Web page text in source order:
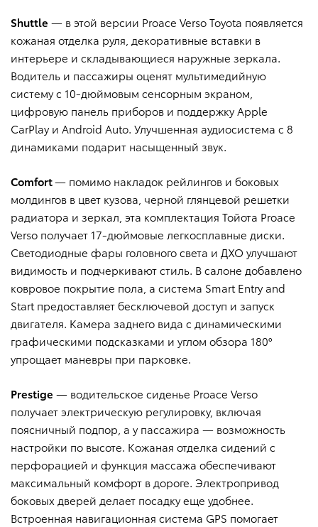
Shuttle — в этой версии Proace Verso Toyota появляется
кожаная отделка руля, декоративные вставки в
интерьере и складывающиеся наружные зеркала.
Водитель и пассажиры оценят мультимедийную
систему с 10-дюймовым сенсорным экраном,
цифровую панель приборов и поддержку Apple
CarPlay и Android Auto. Улучшенная аудиосистема с 8
динамиками подарит насыщенный звук.
Comfort— помимо накладок рейлингов и боковых
молдингов в цвет кузова, черной глянцевой решетки
радиатора и зеркал, эта комплектация Тойота Proace
Verso получает 17-дюймовые легкосплавные диски.
Светодиодные фары головного света и ДХО улучшают
видимость и подчеркивают стиль. В салоне добавлено
ковровое покрытие пола, а система Smart Entry and
Start предоставляет бесключевой доступ и запуск
двигателя. Камера заднего вида с динамическими
графическими подсказками и углом обзора 180°
упрощает маневры при парковке.
Prestige — водительское сиденье Proace Verso
получает электрическую регулировку, включая
поясничный подпор, а у пассажира — возможность
настройки по высоте. Кожаная отделка сидений с
перфорацией и функция массажа обеспечивают
максимальный комфорт в дороге. Электропривод
боковых дверей делает посадку еще удобнее.
Встроенная навигационная система GPS помогает